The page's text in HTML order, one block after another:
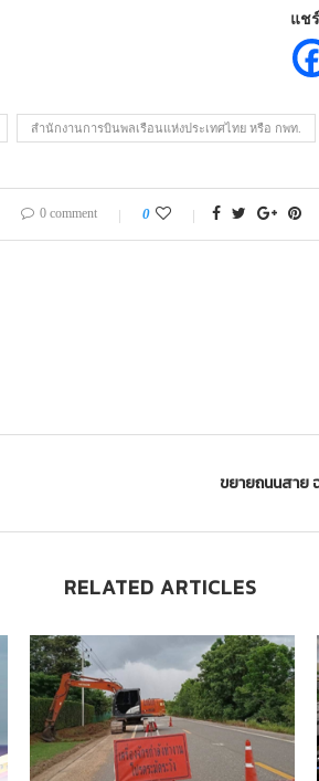
แช
สำนักงานการบินพลเรือนแห่งประเทศไทย หรือ กพท.
0 comment 0
ขยายถนนสาย
RELATED ARTICLES